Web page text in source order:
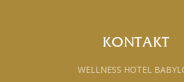
KONTAKT
WELLNESS HOTEL